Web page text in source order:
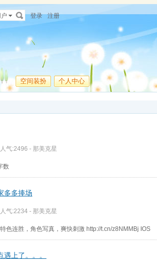
登录 注册
空间装扮 个人中心
气:2496 - 那美克星
数
多多捧场
气:2234 - 那美克星
色连胜，角色写真，爽快刺激 http://t.cn/z8NMMBj IOS
上了。。。